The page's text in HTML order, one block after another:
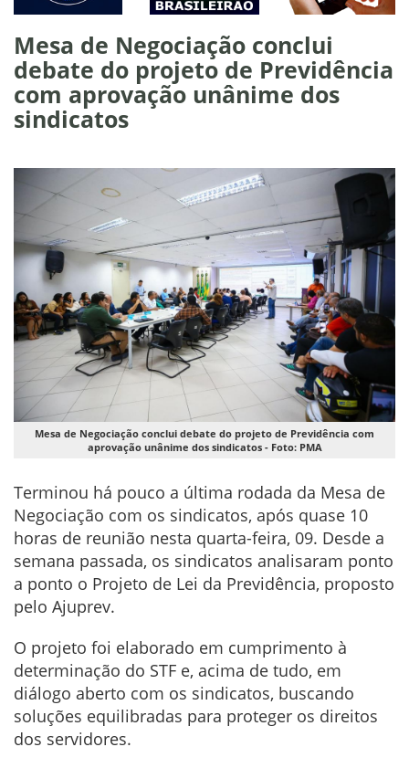
Mesa de Negociação conclui
debate do projeto de Previdência
com aprovação unânime dos
sindicatos
Mesa de Negociação conclui debate do projeto de Previdência com
aprovação unânime dos sindicatos - Foto: PMA
Terminou há pouco a última rodada da Mesa de
Negociação com os sindicatos, após quase 10
horas de reunião nesta quarta-feira, 09. Desde a
semana passada, os sindicatos analisaram ponto
a ponto o Projeto de Lei da Previdência, proposto
pelo Ajuprev.
O projeto foi elaborado em cumprimento à
determinação do STF e, acima de tudo, em
diálogo aberto com os sindicatos, buscando
soluções equilibradas para proteger os direitos
dos servidores.